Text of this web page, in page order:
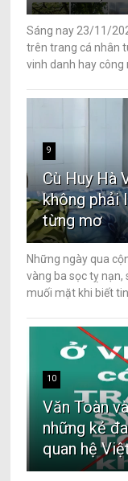
Sáng nay 23/11/
trên trang cá nhân
vinh danh hay công
9
Cù Huy Hà
không phải
từng mơ
Những ngày qua
vàng ba sọc tỵ
muối mặt khi biết tin
10
Văn Toàn
những kẻ
quan hệ